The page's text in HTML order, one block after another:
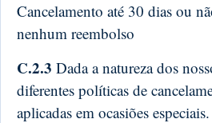
Cancelamento até 30 dias ou
nenhum reembolso
C.2.3 Dada a natureza dos
diferentes políticas de
aplicadas em ocasiões